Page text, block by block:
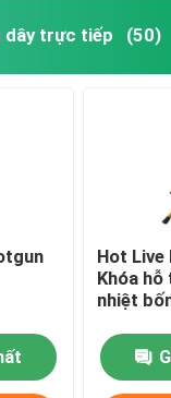
dây trực tiếp (50)
Hot Live
Khóa
nhiệt